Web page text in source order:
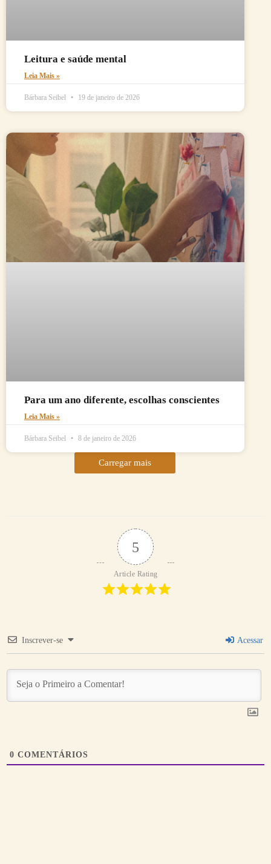
Leitura e saúde mental
Leia Mais »
Bárbara Seibel 19 de janeiro de 2026
Para um ano diferente, escolhas conscientes
Leia Mais »
Bárbara Seibel 8 de janeiro de 2026
Carregar mais
5
Article Rating
Inscrever-se Acessar
0 COMENTÁRIOS